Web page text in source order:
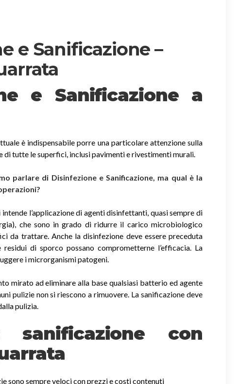
e Sanificazione –
e Sanificazione a
è indispensabile porre una particolare attenzione sulla
di tutte le superfici, inclusi pavimenti e rivestimenti murali.
parlare di Disinfezione e Sanificazione, ma qual è la
l’applicazione di agenti disinfettanti, quasi sempre di
che sono in grado di ridurre il carico microbiologico
da trattare. Anche la disinfezione deve essere preceduta
di sporco possano comprometterne l’efficacia. La
i microrganismi patogeni.
mirato ad eliminare alla base qualsiasi batterio ed agente
pulizie non si riescono a rimuovere. La sanificazione deve
pulizia.
sanificazione con
sono sempre veloci con prezzi e costi contenuti